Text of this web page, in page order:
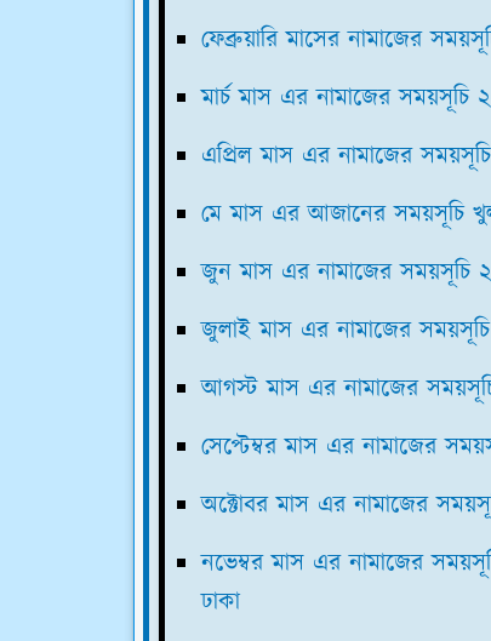
ফেব্রুয়ারি মাসের নামাজের
মার্চ মাস এর নামাজের সময়সূচি
এপ্রিল মাস এর নামাজের সময়সূচি
মে মাস এর আজানের সময়সূচি
জুন মাস এর নামাজের সময়সূচি
জুলাই মাস এর নামাজের
আগস্ট মাস এর নামাজের
সেপ্টেম্বর মাস এর নামাজের
অক্টোবর মাস এর নামাজের
নভেম্বর মাস এর নামাজের
ঢাকা